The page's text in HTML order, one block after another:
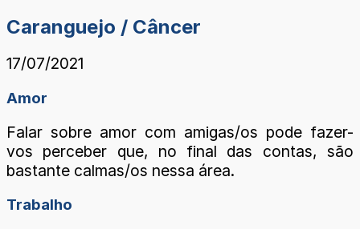
Caranguejo / Câncer
17/07/2021
Amor
Falar sobre amor com amigas/os pode fazer-
vos perceber que, no final das contas, são
bastante calmas/os nessa área.
Trabalho